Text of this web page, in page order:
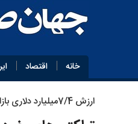
خانه اقتصاد
ارزش 7/4میلیارد دلاری بازار هوش‌مصنوعی در کشاورزی: